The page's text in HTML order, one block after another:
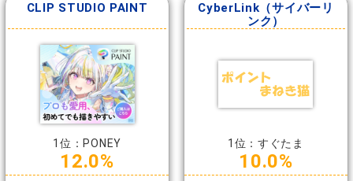
CLIP STUDIO PAINT
1位：PONEY
12.0%
CyberLink（サイバーリ
ンク）
1位：すぐたま
10.0%